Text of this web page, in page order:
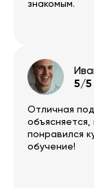
знакомым.
5/5
Отличная
понравился
обучение!